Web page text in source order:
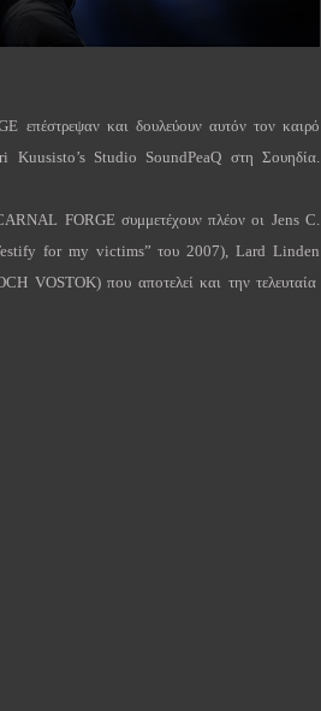
επέστρεψαν και δουλεύουν αυτόν τον καιρό
Kuusisto’s Studio SoundPeaQ στη Σουηδία.
FORGE συμμετέχουν πλέον οι Jens C.
for my victims” του 2007),Lard Linden
VOSTOK) που αποτελεί και την τελευταία